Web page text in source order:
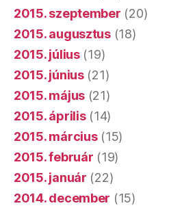
2015. szeptember (20)
2015. augusztus(18)
2015. július(19)
2015. június(21)
2015. május (21)
2015. április(14)
2015. március(15)
2015. február (19)
2015. január (22)
2014. december (15)